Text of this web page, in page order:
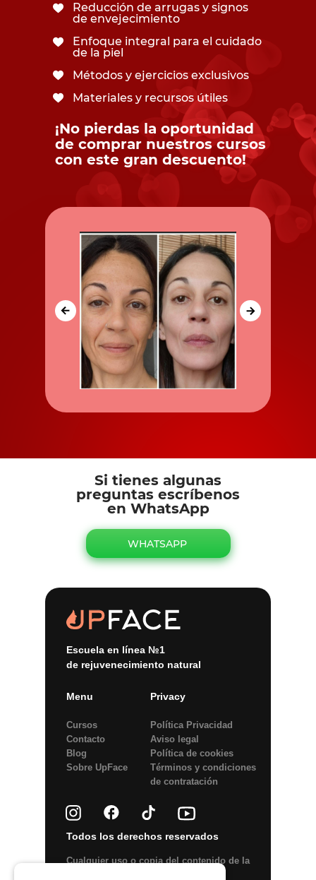
¡No pierdas la oportunidad
de comprar nuestros cursos
con este gran descuento!
Reducción de arrugas y signos
de envejecimiento
Enfoque integral para el cuidado
de la piel
Métodos y ejercicios exclusivos
Materiales y recursos útiles
Si tienes algunas
preguntas escríbenos
en WhatsApp
WHATSAPP
Escuela en línea №1
de rejuvenecimiento natural
Menu Privacy
Todos los derechos reservados
Cursos
Contacto
Blog
Sobre UpFace
Política Privacidad
Aviso legal
Política de сookies
Términos y condiciones
de contratación
Сualquier uso o copia del contenido de la